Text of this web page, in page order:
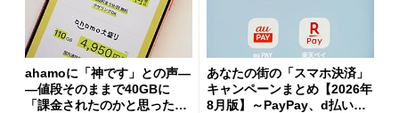
ahamoに「神です」との声―
―値段そのままで40GBに
「課金されたのかと思った」
あなたの街の「スマホ決済」
キャンペーンまとめ【2026年
8月版】～PayPay、d払い、a